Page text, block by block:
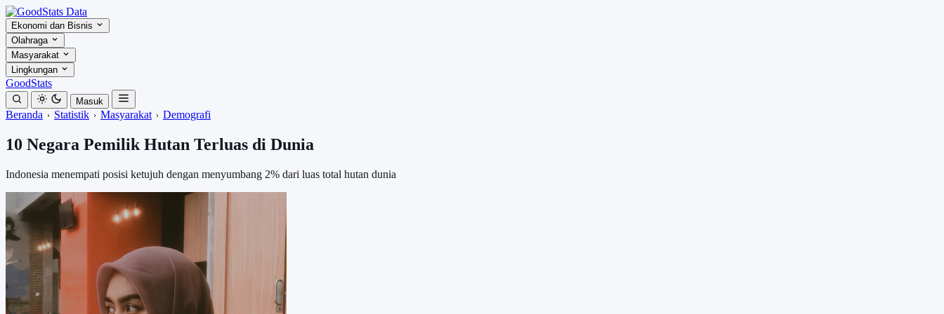
Ekonomi dan Bisnis
Olahraga
Masyarakat
Lingkungan
GoodStats
Masuk
Beranda Statistik Masyarakat Demografi
10 Negara Pemilik Hutan Terluas di Dunia
Indonesia menempati posisi ketujuh dengan menyumbang 2% dari luas total hutan dunia